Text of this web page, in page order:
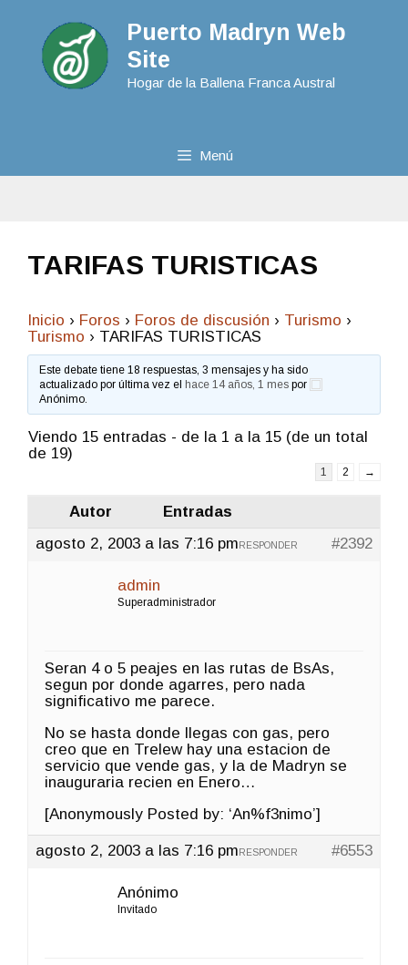
Puerto Madryn Web
Site
Hogar de la Ballena Franca Austral
Menú
TARIFAS TURISTICAS
Inicio › Foros › Foros de discusión › Turismo ›
Turismo › TARIFAS TURISTICAS
Este debate tiene 18 respuestas, 3 mensajes y ha sido
actualizado por última vez elhace 14 años, 1 mes por
Anónimo
Viendo 15 entradas - de la 1 a la 15 (de un total
de 19)
1 2 →
Autor
Entradas
agosto 2, 2003 a las 7:16 pm
#2392
RESPONDER
admin
Superadministrador
Seran 4 o 5 peajes en las rutas de BsAs,
segun por donde agarres, pero nada
significativo me parece.
No se hasta donde llegas con gas, pero
creo que en Trelew hay una estacion de
servicio que vende gas, y la de Madryn se
inauguraria recien en Enero…
[Anonymously Posted by: ‘An%f3nimo’]
agosto 2, 2003 a las 7:16 pm #6553
RESPONDER
Anónimo
Invitado